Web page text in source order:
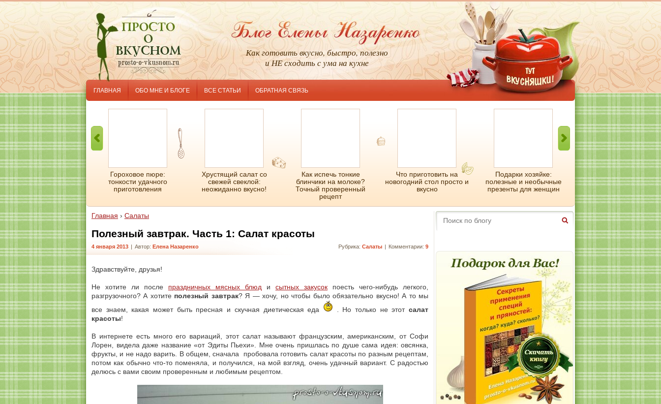
Как готовить вкусно, быстро, полезно
и НЕ сходить с ума на кухне
ГЛАВНАЯ ОБО МНЕ И БЛОГЕ ВСЕ СТАТЬИ ОБРАТНАЯ СВЯЗЬ
настоящему вкусные
Гороховое пюре:
тонкости удачного
приготовления
Хрустящий салат со
свежей свеклой:
неожиданно вкусно!
Как испечь тонкие
блинчики на молоке?
Точный проверенный
рецепт
Что приготовить на
новогодний стол просто и
вкусно
Подарки хозяйке:
полезные и необычные
презенты для женщин
ленивый рецепт легкого
Главная › Салаты
Полезный завтрак. Часть 1: Салат красоты
4 января 2013 | Автор: Елена Назаренко Рубрика: Салаты Комментарии: 9
Здравствуйте, друзья!
Не хотите ли после праздничных мясных блюд и сытных закусок поесть чего-нибудь легкого,
разгрузочного? А хотите полезный завтрак? Я — хочу, но чтобы было обязательно вкусно! А то мы
все знаем, какая может быть пресная и скучная диетическая еда
. Но только не этот салат
красоты!
В интернете есть много его вариаций, этот салат называют французским, американским, от Софи
Лорен, видела даже название «от Эдиты Пьехи». Мне очень пришлась по душе сама идея: овсянка,
фрукты, и не надо варить. В общем, сначала пробовала готовить салат красоты по разным рецептам,
потом как обычно что-то поменяла, и получился, на мой взгляд, очень удачный вариант. С радостью
делюсь с вами своим проверенным и любимым рецептом.